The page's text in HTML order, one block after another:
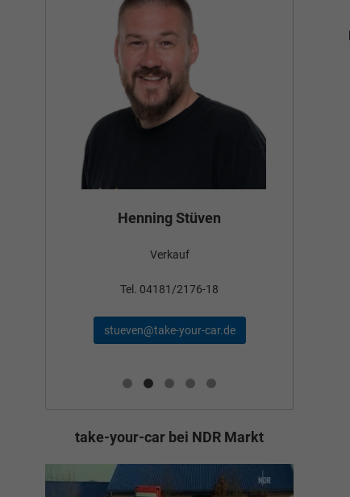
Henning Stüven
Verkauf
Tel. 04181/2176-18
stueven@take-your-car.de
take-your-car bei NDR Markt